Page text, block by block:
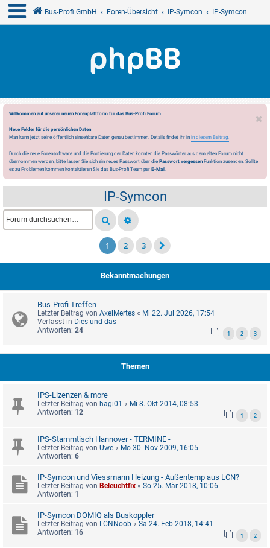
Bus-Profi GmbH Foren-Übersicht IP-Symcon IP-Symcon
Willkommen auf unserer neuen Forenplattform für das Bus-Profi Forum
Neue Felder für die persönlichen Daten
Man kann jetzt seine öffentlich einsehbare Daten genau bestimmen. Details findet ihr in in diesem Beitrag.
Durch die neue Forensoftware und die Portierung der Daten konnten die Passwörter aus dem alten Forum nicht
übernommen werden, bitte lassen Sie sich ein neues Passwort über die Passwort vergessen Funktion zusenden. Sollte
es zu Problemen kommen kontaktieren Sie das Bus-Profi Team per E-Mail.
IP-Symcon
1 2 3
Bekanntmachungen
Bus-Profi Treffen
Letzter Beitrag von AxelMertes « Mi 22. Jul 2026, 17:54
Verfasst in Dies und das
Antworten: 24 1 2 3
Themen
IPS-Lizenzen & more
Letzter Beitrag von hagi01 « Mi 8. Okt 2014, 08:53
Antworten: 12 1 2
IPS-Stammtisch Hannover - TERMINE -
Letzter Beitrag von Uwe « Mo 30. Nov 2009, 16:05
Antworten: 6
IP-Symcon und Viessmann Heizung - Außentemp aus LCN?
Letzter Beitrag von Beleuchtfix « So 25. Mär 2018, 10:06
Antworten: 1
IP-Symcon DOMIQ als Buskoppler
Letzter Beitrag von LCNNoob « Sa 24. Feb 2018, 14:41
Antworten: 16 1 2